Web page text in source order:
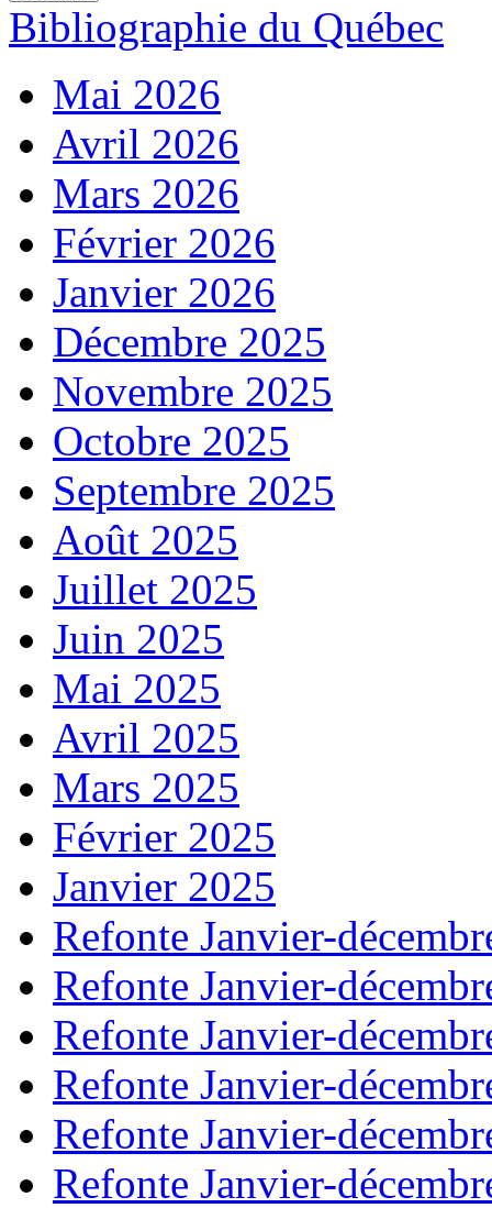
Bibliographie du Québec
Mai 2026
Avril 2026
Mars 2026
Février 2026
Janvier 2026
Décembre 2025
Novembre 2025
Octobre 2025
Septembre 2025
Août 2025
Juillet 2025
Juin 2025
Mai 2025
Avril 2025
Mars 2025
Février 2025
Janvier 2025
Refonte Janvier-
Refonte Janvier-
Refonte Janvier-
Refonte Janvier-
Refonte Janvier-
Refonte Janvier-